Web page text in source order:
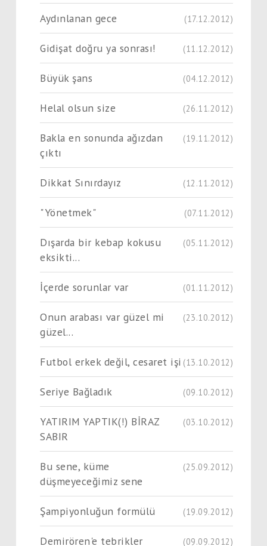
Aydınlanan gece (17.12.2012)
Gidişat doğru ya sonrası! (11.12.2012)
Büyük şans (04.12.2012)
Helal olsun size (26.11.2012)
Bakla en sonunda ağızdan
çıktı
(19.11.2012)
Dikkat Sınırdayız (12.11.2012)
"Yönetmek" (07.11.2012)
Dışarda bir kebap kokusu
eksikti...
(05.11.2012)
İçerde sorunlar var (01.11.2012)
Onun arabası var güzel mi
güzel...
(23.10.2012)
Futbol erkek değil, cesaret işi (13.10.2012)
Seriye Bağladık (09.10.2012)
YATIRIM YAPTIK(!) BİRAZ
SABIR
(03.10.2012)
Bu sene, küme
düşmeyeceğimiz sene
(25.09.2012)
Şampiyonluğun formülü (19.09.2012)
Demirören'e tebrikler (09.09.2012)